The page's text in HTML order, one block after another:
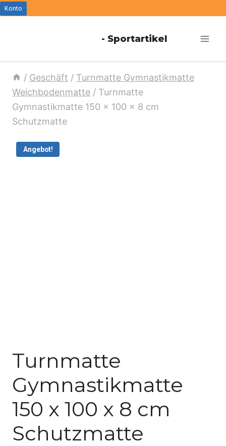
Zum
Konto
- Sportartikel
/ Geschäft / Turnmatte Gymnastikmatte
Weichbodenmatte / Turnmatte
Gymnastikmatte 150 x 100 x 8 cm
Schutzmatte
Angebot!
Turnmatte
Gymnastikmatte
150 x 100 x 8 cm
Schutzmatte